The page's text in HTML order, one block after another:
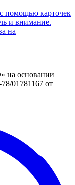
помощью карточек
и внимание.
на
на основании
01781167 от